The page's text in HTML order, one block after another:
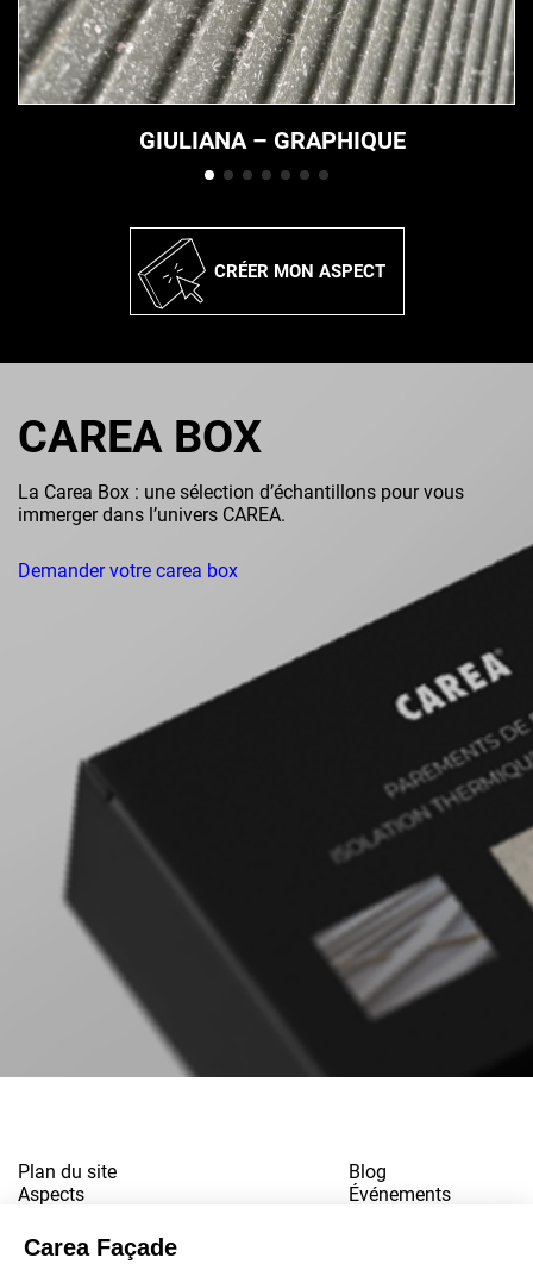
GIULIANA – GRAPHIQUE
CRÉER MON ASPECT
CAREA BOX
La Carea Box : une sélection d’échantillons pour vous
immerger dans l’univers CAREA.
Demander votre carea box
Plan du site
Aspects
Téléchargements
Blog
Événements